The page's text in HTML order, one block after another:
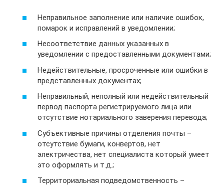
Неправильное заполнение или наличие ошибок,
помарок и исправлений в уведомлении;
Несоответствие данных указанных в
уведомлении с предоставленными документами;
Недействительные, просроченные или ошибки в
представленных документах;
Неправильный, неполный или недействительный
первод паспорта регистрируемого лица или
отсутствие нотариального заверения перевода;
Субъективные причины отделения почты –
отсутствие бумаги, конвертов, нет
электричества, нет специалиста который умеет
это оформлять и т.д.;
Территориальная подведомственность –